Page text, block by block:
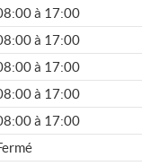
à 17:00
à 17:00
à 17:00
à 17:00
à 17:00